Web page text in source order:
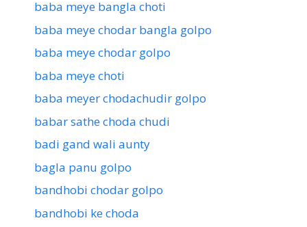
baba meye bangla choti
baba meye chodar bangla golpo
baba meye chodar golpo
baba meye choti
baba meyer chodachudir golpo
babar sathe choda chudi
badi gand wali aunty
bagla panu golpo
bandhobi chodar golpo
bandhobi ke choda